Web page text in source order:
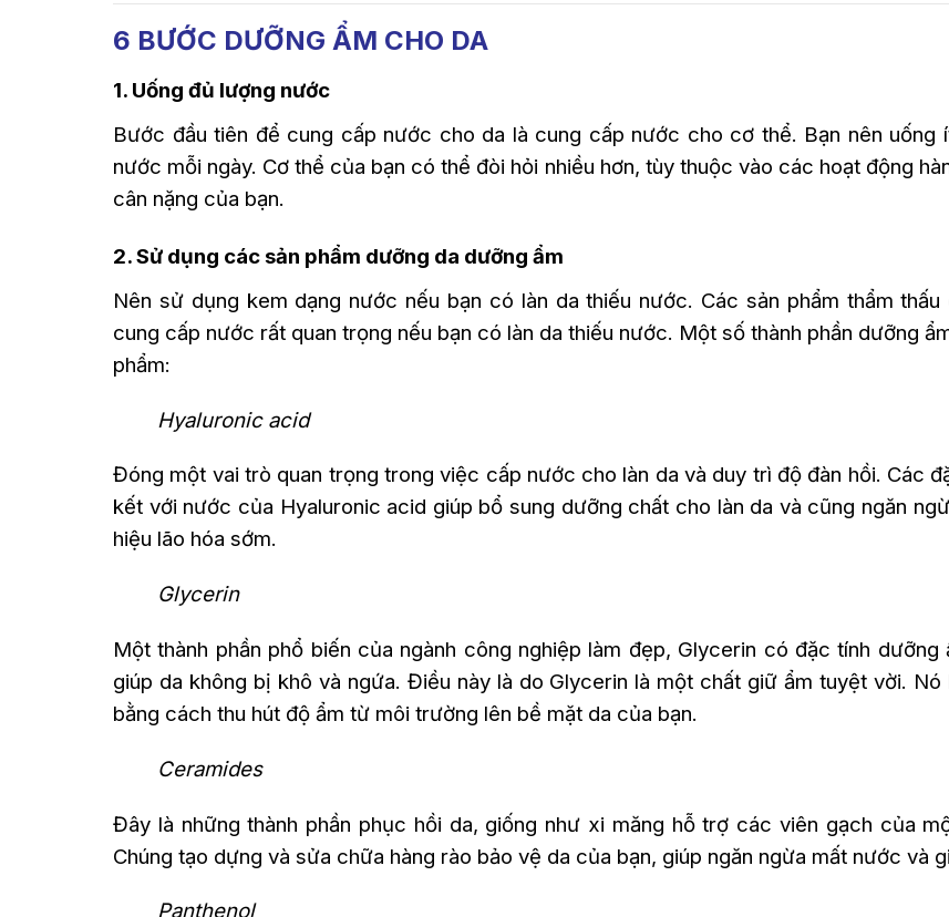
6 BƯỚC DƯỠNG ẨM CHO DA
1. Uống đủ lượng nước
Bước đầu tiên để cung cấp nước cho da là cung cấp nước cho cơ thể. Bạn nên uống
nước mỗi ngày. Cơ thể của bạn có thể đòi hỏi nhiều hơn, tùy thuộc vào các hoạt động
cân nặng của bạn.
2. Sử dụng các sản phẩm dưỡng da dưỡng ẩm
Nên sử dụng kem dạng nước nếu bạn có làn da thiếu nước. Các sản phẩm thẩm thấu
cung cấp nước rất quan trọng nếu bạn có làn da thiếu nước. Một số thành phần dưỡng
phẩm:
Hyaluronic acid
Đóng một vai trò quan trọng trong việc cấp nước cho làn da và duy trì độ đàn hồi. Các
kết với nước của Hyaluronic acid giúp bổ sung dưỡng chất cho làn da và cũng ngăn
hiệu lão hóa sớm.
Glycerin
Một thành phần phổ biến của ngành công nghiệp làm đẹp, Glycerin có đặc tính dưỡng
giúp da không bị khô và ngứa. Điều này là do Glycerin là một chất giữ ẩm tuyệt vời. Nó
bằng cách thu hút độ ẩm từ môi trường lên bề mặt da của bạn.
Ceramides
Đây là những thành phần phục hồi da, giống như xi măng hỗ trợ các viên gạch của
Chúng tạo dựng và sửa chữa hàng rào bảo vệ da của bạn, giúp ngăn ngừa mất nước và
Panthenol